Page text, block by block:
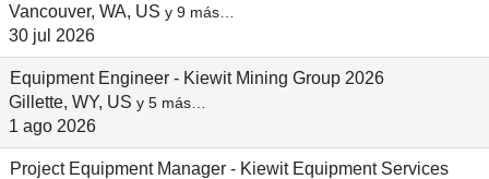
Vancouver, WA, US y 9 más…
30 jul 2026
Equipment Engineer - Kiewit Mining Group 2026
Gillette, WY, US y 5 más…
1 ago 2026
Project Equipment Manager - Kiewit Equipment Services